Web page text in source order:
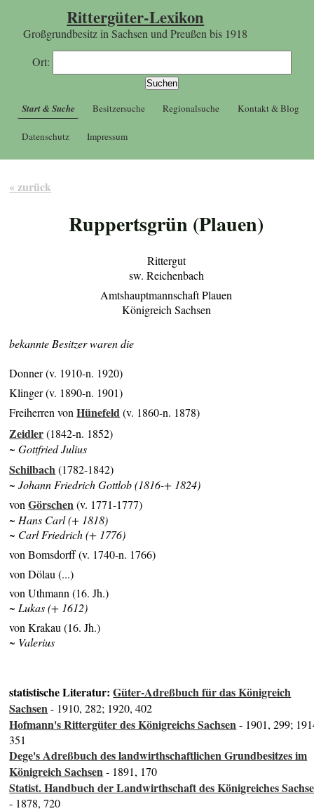
Rittergüter-Lexikon
Großgrundbesitz in Sachsen und Preußen bis 1918
Ort:
Start & Suche Besitzersuche Regionalsuche Kontakt & Blog
Datenschutz Impressum
« zurück
Ruppertsgrün (Plauen)
Rittergut
sw. Reichenbach
Amtshauptmannschaft Plauen
Königreich Sachsen
bekannte Besitzer waren die
Donner (v. 1910-n. 1920)
Klinger (v. 1890-n. 1901)
Freiherren vonHünefeld(v. 1860-n. 1878)
Zeidler(1842-n. 1852)
~ Gottfried Julius
Schilbach(1782-1842)
~ Johann Friedrich Gottlob (1816-+ 1824)
vonGörschen(v. 1771-1777)
~ Hans Carl (+ 1818)
~ Carl Friedrich (+ 1776)
von Bomsdorff (v. 1740-n. 1766)
von Dölau (...)
von Uthmann (16. Jh.)
~ Lukas (+ 1612)
von Krakau (16. Jh.)
~ Valerius
statistische Literatur:Güter-Adreßbuch für das Königreich
Sachsen- 1910, 282; 1920, 402
Hofmann's Rittergüter des Königreichs Sachsen- 1901, 299;
351
Dege's Adreßbuch des landwirthschaftlichen Grundbesitzes im
Königreich Sachsen- 1891, 170
Statist. Handbuch der Landwirthschaft des Königreiches
- 1878, 720